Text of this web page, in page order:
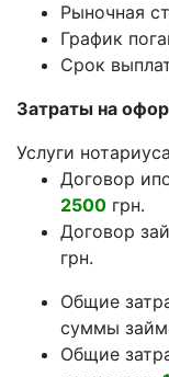
Рыночная
График
Срок
Затраты на
Услуги
Договор
2500 грн.
Договор
грн.
Общие
суммы
Общие